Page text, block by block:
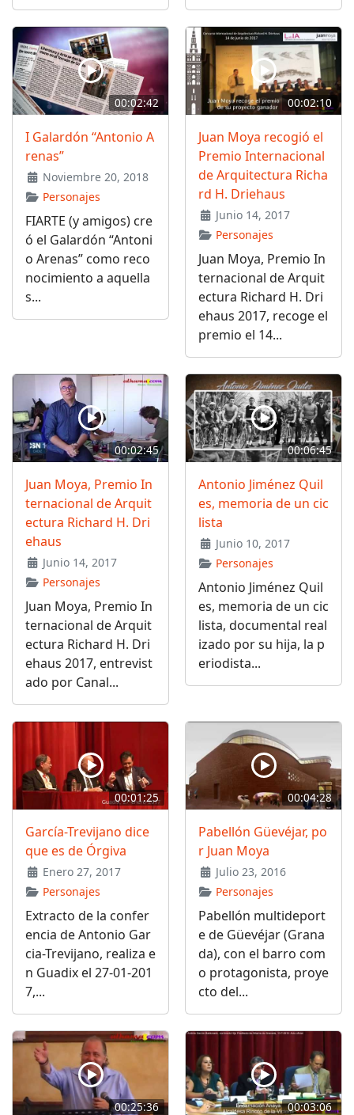
00:02:42
I Galardón “Antonio A
renas”
Noviembre 20, 2018
Personajes
FIARTE (y amigos) cre
ó el Galardón “Antoni
o Arenas” como reco
nocimiento a aquella
s...
00:02:10
Juan Moya recogió el
Premio Internacional
de Arquitectura Richa
rd H. Driehaus
Junio 14, 2017
Personajes
Juan Moya, Premio In
ternacional de Arquit
ectura Richard H. Dri
ehaus 2017, recoge el
premio el 14...
00:02:45
Juan Moya, Premio In
ternacional de Arquit
ectura Richard H. Dri
ehaus
Junio 14, 2017
Personajes
Juan Moya, Premio In
ternacional de Arquit
ectura Richard H. Dri
ehaus 2017, entrevist
ado por Canal...
00:06:45
Antonio Jiménez Quil
es, memoria de un cic
lista
Junio 10, 2017
Personajes
Antonio Jiménez Quil
es, memoria de un cic
lista, documental real
izado por su hija, la p
eriodista...
00:01:25
García-Trevijano dice
que es de Órgiva
Enero 27, 2017
Personajes
Extracto de la confer
encia de Antonio Gar
cia-Trevijano, realiza e
n Guadix el 27-01-201
7,...
00:04:28
Pabellón Güevéjar, po
r Juan Moya
Julio 23, 2016
Personajes
Pabellón multideport
e de Güevéjar (Grana
da), con el barro com
o protagonista, proye
cto del...
00:25:36 00:03:06